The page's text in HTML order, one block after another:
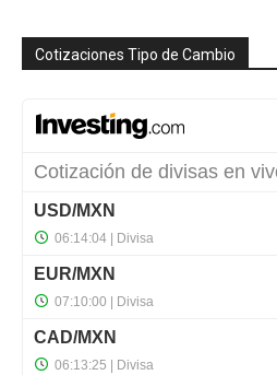
Cotizaciones Tipo de Cambio